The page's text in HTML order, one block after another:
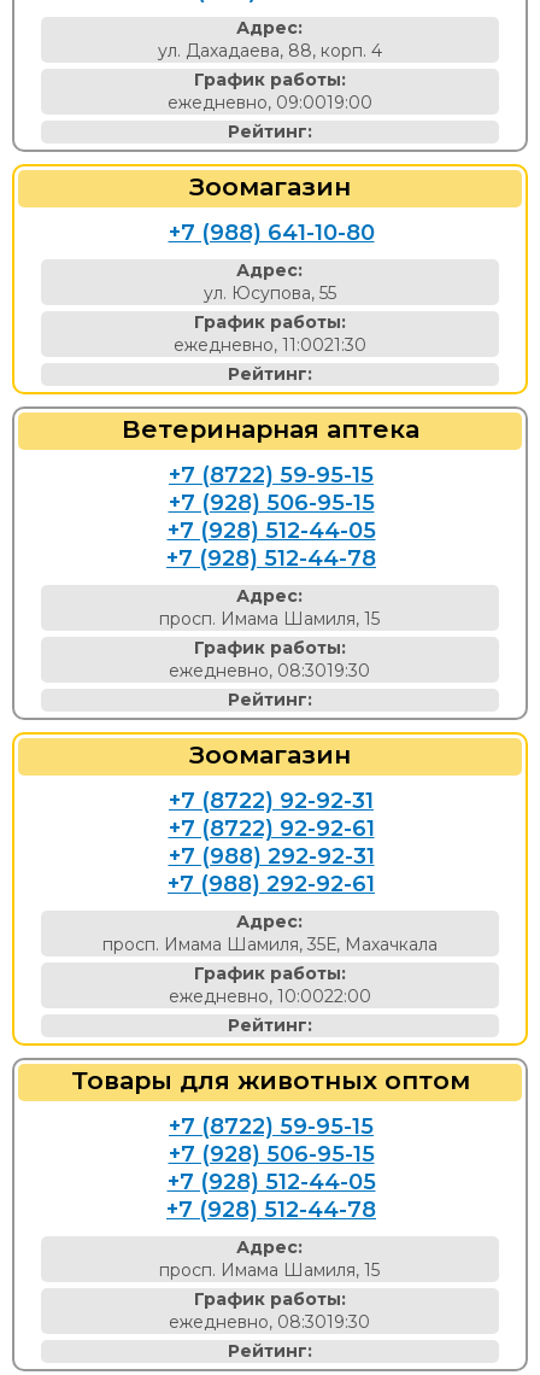
Адрес:
ул. Дахадаева, 88, корп. 4
График работы:
ежедневно, 09:0019:00
Рейтинг:
Зоомагазин
+7 (988) 641-10-80
Адрес:
ул. Юсупова, 55
График работы:
ежедневно, 11:0021:30
Рейтинг:
Ветеринарная аптека
+7 (8722) 59-95-15
+7 (928) 506-95-15
+7 (928) 512-44-05
+7 (928) 512-44-78
Адрес:
просп. Имама Шамиля, 15
График работы:
ежедневно, 08:3019:30
Рейтинг:
Зоомагазин
+7 (8722) 92-92-31
+7 (8722) 92-92-61
+7 (988) 292-92-31
+7 (988) 292-92-61
Адрес:
просп. Имама Шамиля, 35Е, Махачкала
График работы:
ежедневно, 10:0022:00
Рейтинг:
Товары для животных оптом
+7 (8722) 59-95-15
+7 (928) 506-95-15
+7 (928) 512-44-05
+7 (928) 512-44-78
Адрес:
просп. Имама Шамиля, 15
График работы:
ежедневно, 08:3019:30
Рейтинг: